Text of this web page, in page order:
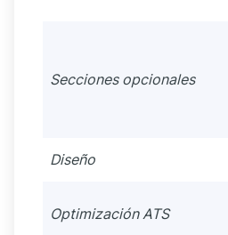
Secciones opcionales
Diseño
Optimización ATS